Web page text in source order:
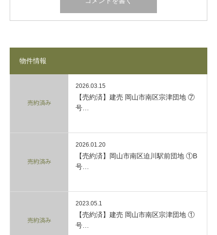
物件情報
2026.03.15
【売約済】建売 岡山市南区宗津団地 ⑦
号…
2026.01.20
【売約済】岡山市南区迫川駅前団地 ①B
号…
2023.05.1
【売約済】建売 岡山市南区宗津団地 ①
号…